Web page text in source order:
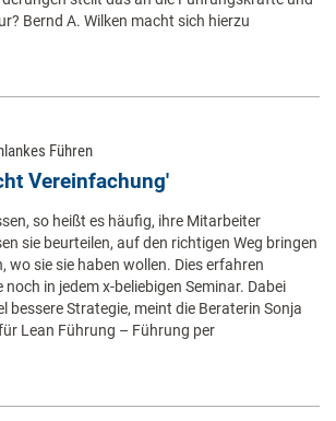
Bernd A. Wilken macht sich hierzu
Führen
Vereinfachung'
so heißt es häufig, ihre Mitarbeiter
sie beurteilen, auf den richtigen Weg bringen
wo sie sie haben wollen. Dies erfahren
in jedem x-beliebigen Seminar. Dabei
bessere Strategie, meint die Beraterin Sonja
Lean Führung – Führung per